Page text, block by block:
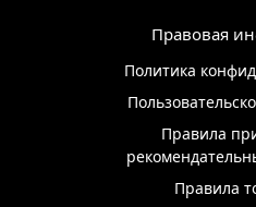
Правовая
Политика
Правила
Правила